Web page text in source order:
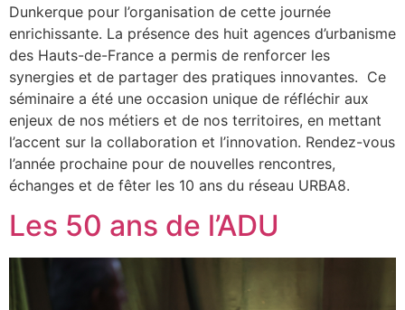
Dunkerque pour l’organisation de cette journée
enrichissante. La présence des huit agences d’urbanisme
des Hauts-de-France a permis de renforcer les
synergies et de partager des pratiques innovantes. Ce
séminaire a été une occasion unique de réfléchir aux
enjeux de nos métiers et de nos territoires, en mettant
l’accent sur la collaboration et l’innovation. Rendez-vous
l’année prochaine pour de nouvelles rencontres,
échanges et de fêter les 10 ans du réseau URBA8.
Les 50 ans de l’ADU